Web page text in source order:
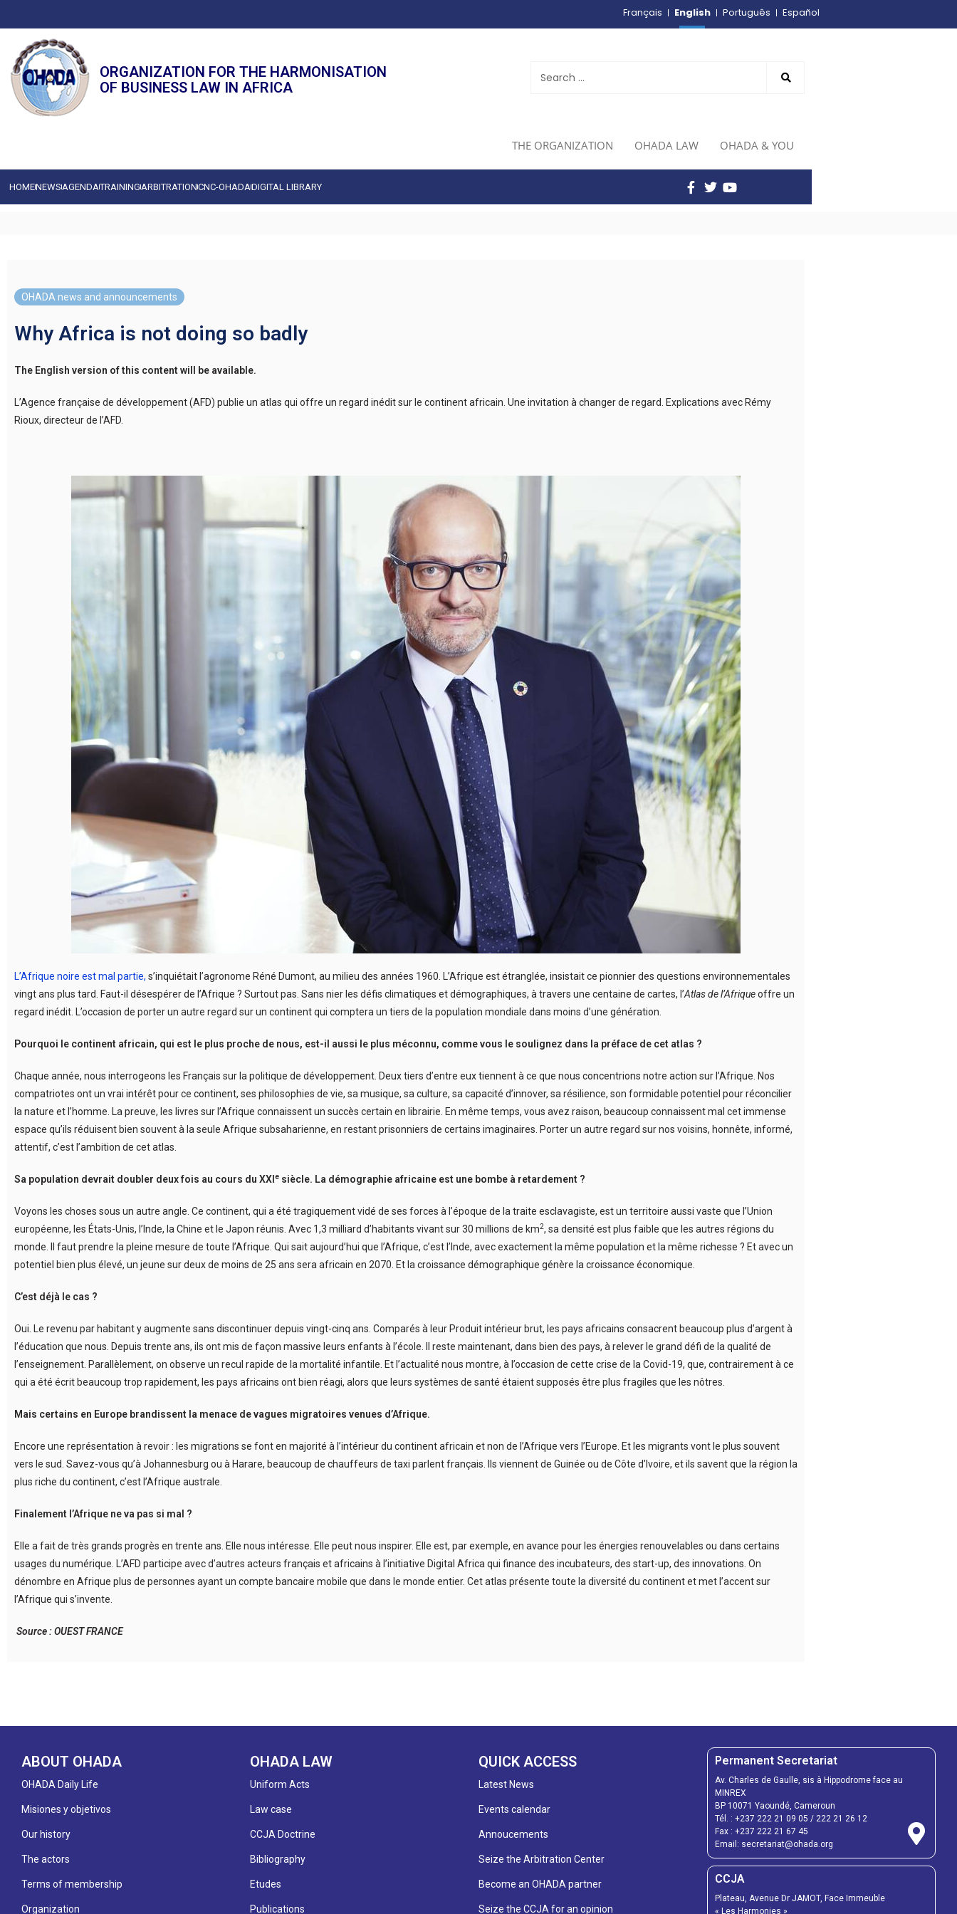
Français English Português Español
ORGANIZATION FOR THE HARMONISATION
OF BUSINESS LAW IN AFRICA
THE ORGANIZATION OHADA LAW OHADA & YOU
HOMENEWSAGENDATRAININGARBITRATIONCNC-OHADADIGITAL LIBRARY
OHADA news and announcements
Why Africa is not doing so badly
The English version of this content will be available.
L’Agence française de développement (AFD) publie un atlas qui offre un regard inédit sur le continent africain. Une invitation à changer de regard. Explications avec Rémy
Rioux, directeur de l’AFD.
L’Afrique noire est mal partie, s’inquiétait l’agronome Réné Dumont, au milieu des années 1960. L’Afrique est étranglée, insistait ce pionnier des questions environnementales
vingt ans plus tard. Faut-il désespérer de l’Afrique ? Surtout pas. Sans nier les défis climatiques et démographiques, à travers une centaine de cartes, l’Atlas de l’Afriqueoffre un
regard inédit. L’occasion de porter un autre regard sur un continent qui comptera un tiers de la population mondiale dans moins d’une génération.
Pourquoi le continent africain, qui est le plus proche de nous, est-il aussi le plus méconnu, comme vous le soulignez dans la préface de cet atlas ?
Chaque année, nous interrogeons les Français sur la politique de développement. Deux tiers d’entre eux tiennent à ce que nous concentrions notre action sur l’Afrique. Nos
compatriotes ont un vrai intérêt pour ce continent, ses philosophies de vie, sa musique, sa culture, sa capacité d’innover, sa résilience, son formidable potentiel pour réconcilier
la nature et l’homme. La preuve, les livres sur l’Afrique connaissent un succès certain en librairie. En même temps, vous avez raison, beaucoup connaissent mal cet immense
espace qu’ils réduisent bien souvent à la seule Afrique subsaharienne, en restant prisonniers de certains imaginaires. Porter un autre regard sur nos voisins, honnête, informé,
attentif, c’est l’ambition de cet atlas.
Sa population devrait doubler deux fois au cours du XXI e siècle. La démographie africaine est une bombe à retardement ?
Voyons les choses sous un autre angle. Ce continent, qui a été tragiquement vidé de ses forces à l’époque de la traite esclavagiste, est un territoire aussi vaste que l’Union
européenne, les États-Unis, l’Inde, la Chine et le Japon réunis. Avec 1,3 milliard d’habitants vivant sur 30 millions de km2, sa densité est plus faible que les autres régions du
monde. Il faut prendre la pleine mesure de toute l’Afrique. Qui sait aujourd’hui que l’Afrique, c’est l’Inde, avec exactement la même population et la même richesse ? Et avec un
potentiel bien plus élevé, un jeune sur deux de moins de 25 ans sera africain en 2070. Et la croissance démographique génère la croissance économique.
C’est déjà le cas ?
Oui. Le revenu par habitant y augmente sans discontinuer depuis vingt-cinq ans. Comparés à leur Produit intérieur brut, les pays africains consacrent beaucoup plus d’argent à
l’éducation que nous. Depuis trente ans, ils ont mis de façon massive leurs enfants à l’école. Il reste maintenant, dans bien des pays, à relever le grand défi de la qualité de
l’enseignement. Parallèlement, on observe un recul rapide de la mortalité infantile. Et l’actualité nous montre, à l’occasion de cette crise de la Covid-19, que, contrairement à ce
qui a été écrit beaucoup trop rapidement, les pays africains ont bien réagi, alors que leurs systèmes de santé étaient supposés être plus fragiles que les nôtres.
Mais certains en Europe brandissent la menace de vagues migratoires venues d’Afrique.
Encore une représentation à revoir : les migrations se font en majorité à l’intérieur du continent africain et non de l’Afrique vers l’Europe. Et les migrants vont le plus souvent
vers le sud. Savez-vous qu’à Johannesburg ou à Harare, beaucoup de chauffeurs de taxi parlent français. Ils viennent de Guinée ou de Côte d’Ivoire, et ils savent que la région la
plus riche du continent, c’est l’Afrique australe.
Finalement l’Afrique ne va pas si mal ?
Elle a fait de très grands progrès en trente ans. Elle nous intéresse. Elle peut nous inspirer. Elle est, par exemple, en avance pour les énergies renouvelables ou dans certains
usages du numérique. L’AFD participe avec d’autres acteurs français et africains à l’initiative Digital Africa qui finance des incubateurs, des start-up, des innovations. On
dénombre en Afrique plus de personnes ayant un compte bancaire mobile que dans le monde entier. Cet atlas présente toute la diversité du continent et met l’accent sur
l’Afrique qui s’invente.
Source : OUEST FRANCE
ABOUT OHADA
OHADA Daily Life
Misiones y objetivos
Our history
The actors
Terms of membership
Organization
OHADA LAW
Uniform Acts
Law case
CCJA Doctrine
Bibliography
Etudes
Publications
QUICK ACCESS
Latest News
Events calendar
Annoucements
Seize the Arbitration Center
Become an OHADA partner
Seize the CCJA for an opinion
Permanent Secretariat
Av. Charles de Gaulle, sis à Hippodrome face au
MINREX
BP 10071 Yaoundé, Cameroun
Tél. : +237 222 21 09 05 / 222 21 26 12
Fax : +237 222 21 67 45
Email: secretariat@ohada.org
CCJA
Plateau, Avenue Dr JAMOT, Face Immeuble
« Les Harmonies »